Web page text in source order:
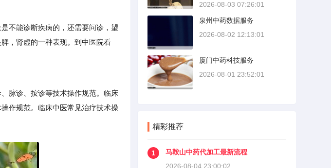
不能诊断疾病的，还需要问诊，望
，肾虚的一种表现。到中医院看
脉诊、按诊等技术操作规范。临床
作规范。临床中医常见治疗技术操
2026-08-03 07:26:01
泉州中药数据服务
2026-08-02 12:13:01
厦门中药科技服务
2026-08-01 23:52:01
精彩推荐
1
马鞍山中药代加工最新流程
2026-08-04 23:00:02